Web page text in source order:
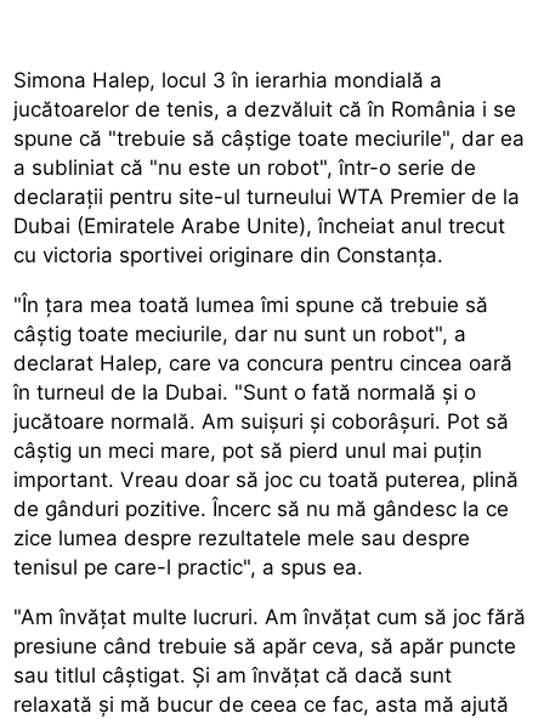
Simona Halep, locul 3 în ierarhia mondială a
jucătoarelor de tenis, a dezvăluit că în România i se
spune că "trebuie să câștige toate meciurile", dar ea
a subliniat că "nu este un robot", într-o serie de
declarații pentru site-ul turneului WTA Premier de la
Dubai (Emiratele Arabe Unite), încheiat anul trecut
cu victoria sportivei originare din Constanța.
"În țara mea toată lumea îmi spune că trebuie să
câștig toate meciurile, dar nu sunt un robot", a
declarat Halep, care va concura pentru cincea oară
în turneul de la Dubai. "Sunt o fată normală și o
jucătoare normală. Am suișuri și coborâșuri. Pot să
câștig un meci mare, pot să pierd unul mai puțin
important. Vreau doar să joc cu toată puterea, plină
de gânduri pozitive. Încerc să nu mă gândesc la ce
zice lumea despre rezultatele mele sau despre
tenisul pe care-l practic", a spus ea.
"Am învățat multe lucruri. Am învățat cum să joc fără
presiune când trebuie să apăr ceva, să apăr puncte
sau titlul câștigat. Și am învățat că dacă sunt
relaxată și mă bucur de ceea ce fac, asta mă ajută